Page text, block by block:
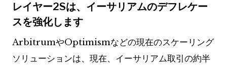
レイヤー2Sは、イーサリアムのデフレケー
スを強化します
ArbitrumやOptimismなどの現在のスケーリング
ソリューションは、現在、イーサリアム取引の約半